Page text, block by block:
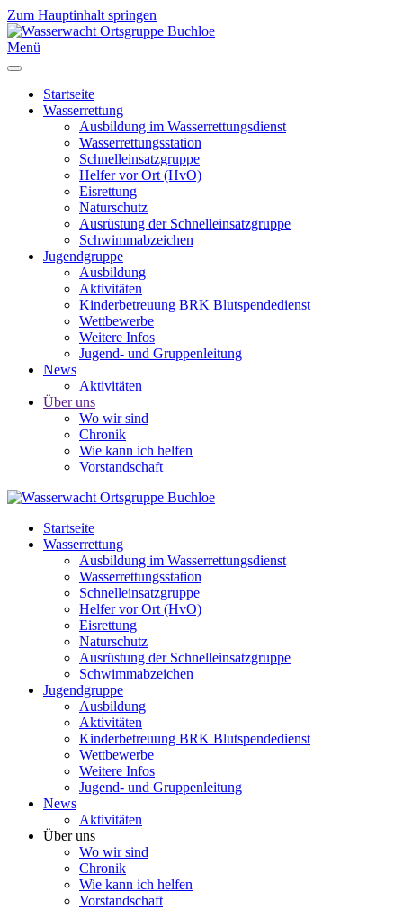
Zum Hauptinhalt springen
Menü
Startseite
Wasserrettung
Ausbildung im Wasserrettungsdienst
Wasserrettungsstation
Schnelleinsatzgruppe
Helfer vor Ort (HvO)
Eisrettung
Naturschutz
Ausrüstung der Schnelleinsatzgruppe
Schwimmabzeichen
Jugendgruppe
Ausbildung
Aktivitäten
Kinderbetreuung BRK Blutspendedienst
Wettbewerbe
Weitere Infos
Jugend- und Gruppenleitung
News
Aktivitäten
Über uns
Wo wir sind
Chronik
Wie kann ich helfen
Vorstandschaft
Startseite
Wasserrettung
Ausbildung im Wasserrettungsdienst
Wasserrettungsstation
Schnelleinsatzgruppe
Helfer vor Ort (HvO)
Eisrettung
Naturschutz
Ausrüstung der Schnelleinsatzgruppe
Schwimmabzeichen
Jugendgruppe
Ausbildung
Aktivitäten
Kinderbetreuung BRK Blutspendedienst
Wettbewerbe
Weitere Infos
Jugend- und Gruppenleitung
News
Aktivitäten
Über uns
Wo wir sind
Chronik
Wie kann ich helfen
Vorstandschaft